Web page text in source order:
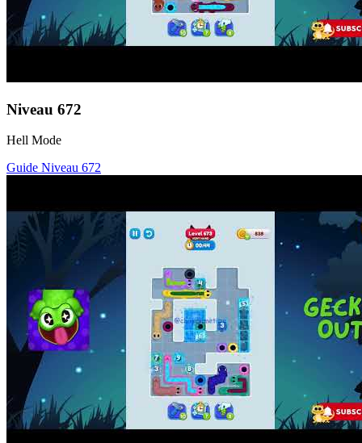
Niveau 672
Hell Mode
Guide Niveau 672